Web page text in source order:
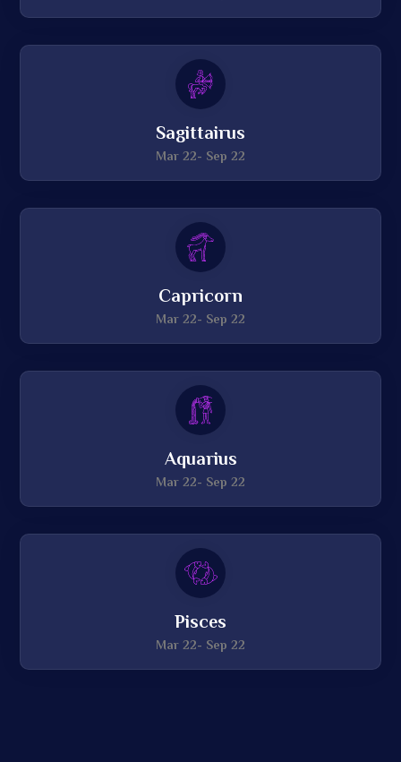
Sagittairus
Mar 22- Sep 22
Capricorn
Mar 22- Sep 22
Aquarius
Mar 22- Sep 22
Pisces
Mar 22- Sep 22